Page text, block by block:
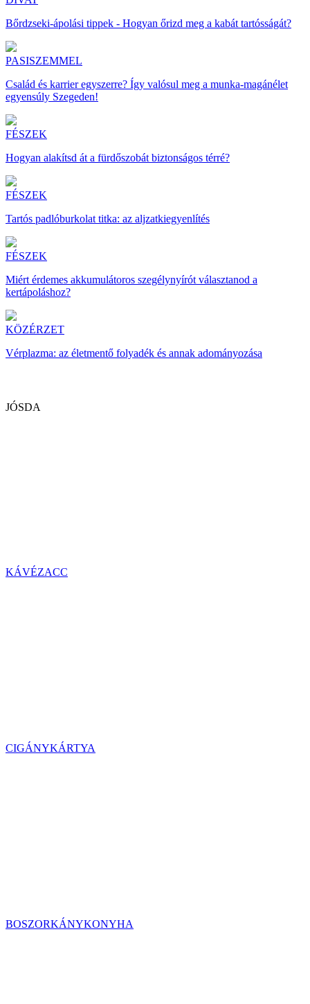
Bőrdzseki-ápolási tippek - Hogyan őrizd meg a kabát tartósságát?
PASISZEMMEL
Család és karrier egyszerre? Így valósul meg a munka-magánélet
egyensúly Szegeden!
FÉSZEK
Hogyan alakítsd át a fürdőszobát biztonságos térré?
FÉSZEK
Tartós padlóburkolat titka: az aljzatkiegyenlítés
FÉSZEK
Miért érdemes akkumulátoros szegélynyírót választanod a
kertápoláshoz?
KÖZÉRZET
Vérplazma: az életmentő folyadék és annak adományozása
JÓSDA
KÁVÉZACC
CIGÁNYKÁRTYA
BOSZORKÁNYKONYHA